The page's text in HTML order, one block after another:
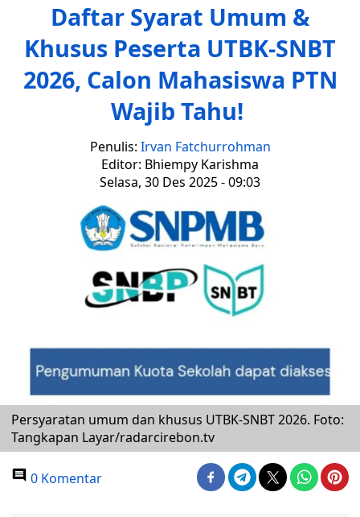
Daftar Syarat Umum &
Khusus Peserta UTBK-SNBT
2026, Calon Mahasiswa PTN
Wajib Tahu!
Penulis: Irvan Fatchurrohman
Editor: Bhiempy Karishma
Selasa, 30 Des 2025 - 09:03
Persyaratan umum dan khusus UTBK-SNBT 2026. Foto:
Tangkapan Layar/radarcirebon.tv
0 Komentar